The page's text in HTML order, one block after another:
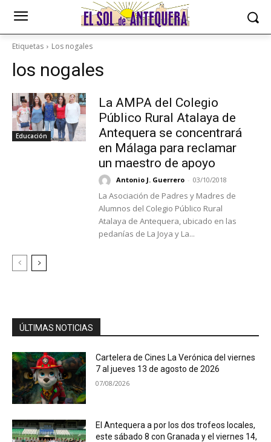
Etiquetas Los nogales
los nogales
Educación
La AMPA del Colegio
Público Rural Atalaya de
Antequera se concentrará
en Málaga para reclamar
un maestro de apoyo
Antonio J. Guerrero - 03/10/2018
La Asociación de Padres y Madres de
Alumnos del Colegio Público Rural
Atalaya de Antequera, ubicado en las
pedanías de La Joya y La...
ÚLTIMAS NOTICIAS
Cartelera de Cines La Verónica del viernes
7 al jueves 13 de agosto de 2026
07/08/2026
El Antequera a por los dos trofeos locales,
este sábado 8 con Granada y el viernes 14,